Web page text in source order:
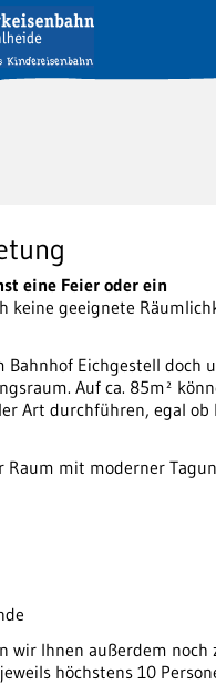
eine Feier oder ein
keine geeignete
Bahnhof Eichgestell doch
Auf ca. 85m²
Art durchführen, egal ob
mit moderner
wir Ihnen außerdem noch
höchstens 10